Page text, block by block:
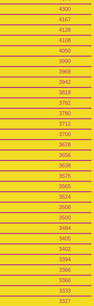
4300
4167
4128
4108
4050
3990
3968
3942
3818
3782
3780
3712
3700
3678
3656
3638
3575
3565
3524
3508
3500
3484
3405
3402
3394
3366
3360
3333
3327